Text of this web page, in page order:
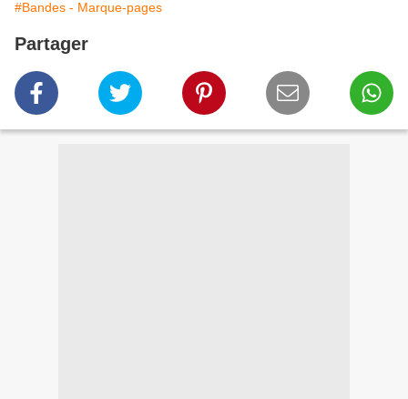
#Bandes - Marque-pages
Partager